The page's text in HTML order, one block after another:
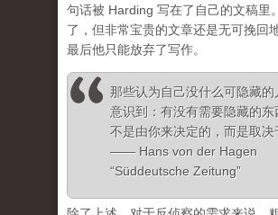
句话被 Harding 写在了自己的文稿里
了，但非常宝贵的文章还是无可挽回
最后他只能放弃了写作。
那些认为自己没什么可隐藏的
意识到：有没有需要隐藏的东
不是由你来决定的，而是取决
—— Hans von der Hagen
“Süddeutsche Zeitung”